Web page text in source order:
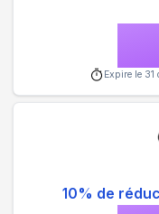
Expire le 31
10% de